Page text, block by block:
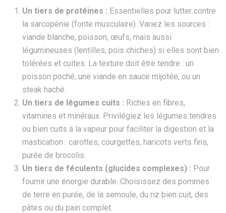
Un tiers de protéines : Essentielles pour lutter contre
la sarcopénie (fonte musculaire). Variez les sources :
viande blanche, poisson, œufs, mais aussi
légumineuses (lentilles, pois chiches) si elles sont bien
tolérées et cuites. La texture doit être tendre : un
poisson poché, une viande en sauce mijotée, ou un
steak haché.
Un tiers de légumes cuits : Riches en fibres,
vitamines et minéraux. Privilégiez les légumes tendres
ou bien cuits à la vapeur pour faciliter la digestion et la
mastication : carottes, courgettes, haricots verts fins,
purée de brocolis.
Un tiers de féculents (glucides complexes) : Pour
fournir une énergie durable. Choisissez des pommes
de terre en purée, de la semoule, du riz bien cuit, des
pâtes ou du pain complet.